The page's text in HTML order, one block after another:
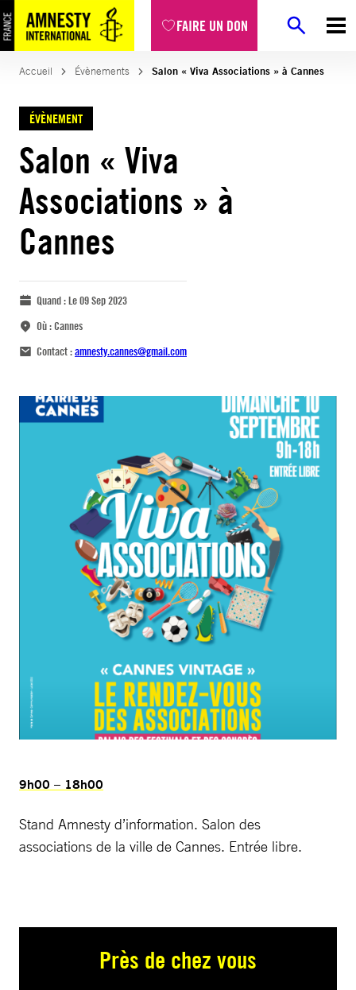
FAIRE UN DON
Accueil Évènements Salon « Viva Associations » à Cannes
ÉVÈNEMENT
Salon « Viva
Associations » à
Cannes
Quand :Le 09 Sep 2023
Où :Cannes
Contact :amnesty.cannes@gmail.com
9h00 – 18h00
Stand Amnesty d’information. Salon des
associations de la ville de Cannes. Entrée libre.
Près de chez vous